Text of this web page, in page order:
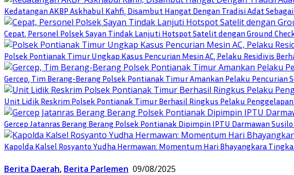
Kedatangan AKBP Askhabul Kahfi, Disambut Hangat Dengan Tradisi Adat
Cepat, Personel Polsek Sayan Tindak Lanjuti Hotspot Satelit dengan Ground
Polsek Pontianak Timur Ungkap Kasus Pencurian Mesin AC, Pelaku Residivis
Gercep, Tim Berang-Berang Polsek Pontianak Timur Amankan Pelaku Pencurian
Unit Lidik Reskrim Polsek Pontianak Timur Berhasil Ringkus Pelaku
Gercep Jatanras Berang Berang Polsek Pontianak Dipimpin IPTU Darmawan
Kapolda Kalsel Rosyanto Yudha Hermawan: Momentum Hari Bhayangkara
Berita Daerah, Berita Parlemen 09/08/2025